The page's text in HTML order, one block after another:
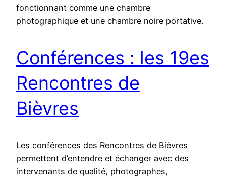
fonctionnant comme une chambre
photographique et une chambre noire portative.
Conférences : les 19es
Rencontres de
Bièvres
Les conférences des Rencontres de Bièvres
permettent d’entendre et échanger avec des
intervenants de qualité, photographes,